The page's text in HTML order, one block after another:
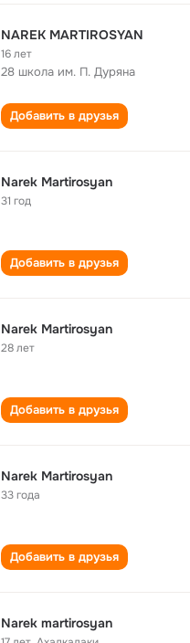
NAREK MARTIROSYAN
16 лет
28 школа им. П. Дуряна
Добавить в друзья
Narek Martirosyan
31 год
Добавить в друзья
Narek Martirosyan
28 лет
Добавить в друзья
Narek Martirosyan
33 года
Добавить в друзья
Narek martirosyan